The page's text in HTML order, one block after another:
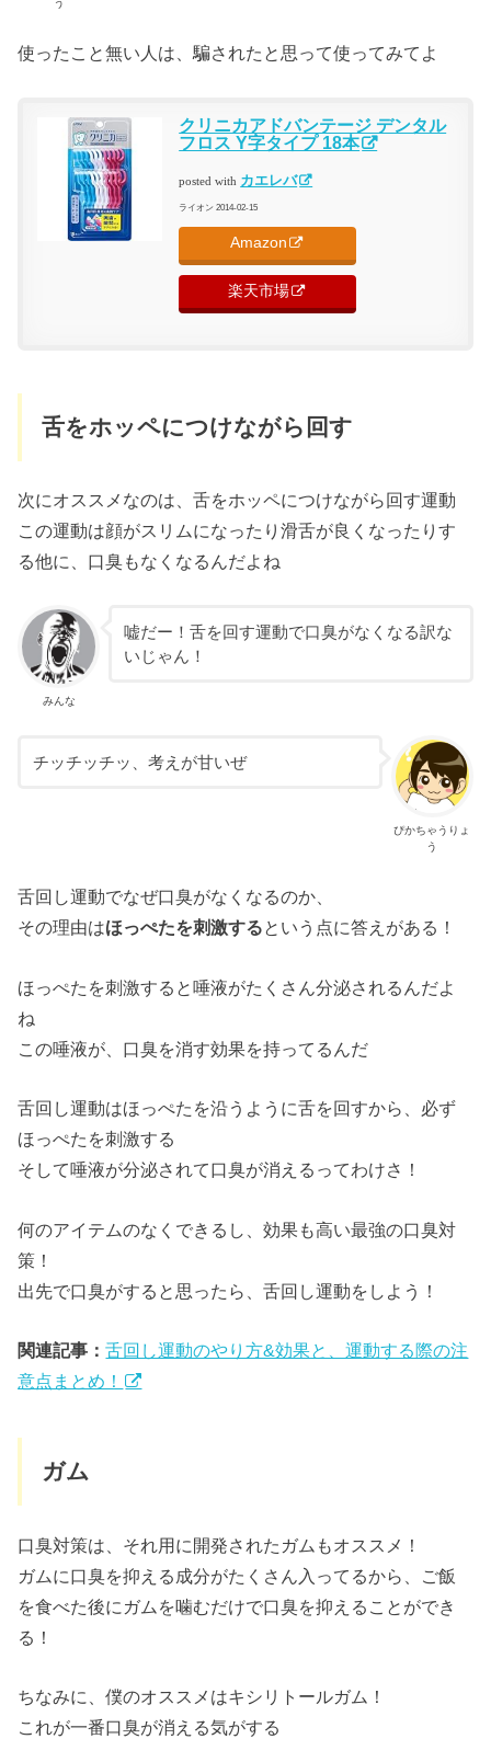
う
使ったこと無い人は、騙されたと思って使ってみてよ
クリニカアドバンテージ デンタル
フロス Y字タイプ 18本
posted with カエレバ
ライオン 2014-02-15
Amazon
楽天市場
舌をホッペにつけながら回す
次にオススメなのは、舌をホッペにつけながら回す運動
この運動は顔がスリムになったり滑舌が良くなったりす
る他に、口臭もなくなるんだよね
みんな
嘘だー！舌を回す運動で口臭がなくなる訳な
いじゃん！
ぴかちゃうりょ
う
チッチッチッ、考えが甘いぜ
舌回し運動でなぜ口臭がなくなるのか、
その理由はほっぺたを刺激するという点に答えがある！
ほっぺたを刺激すると唾液がたくさん分泌されるんだよ
ね
この唾液が、口臭を消す効果を持ってるんだ
舌回し運動はほっぺたを沿うように舌を回すから、必ず
ほっぺたを刺激する
そして唾液が分泌されて口臭が消えるってわけさ！
何のアイテムのなくできるし、効果も高い最強の口臭対
策！
出先で口臭がすると思ったら、舌回し運動をしよう！
関連記事：舌回し運動のやり方&効果と、運動する際の注
意点まとめ！
ガム
口臭対策は、それ用に開発されたガムもオススメ！
ガムに口臭を抑える成分がたくさん入ってるから、ご飯
を食べた後にガムを噛むだけで口臭を抑えることができ
る！
ちなみに、僕のオススメはキシリトールガム！
これが一番口臭が消える気がする